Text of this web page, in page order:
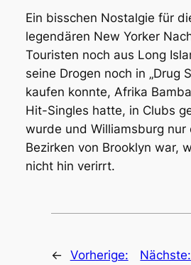
Ein bisschen Nostalgie für
legendären New Yorker
Touristen noch aus Long
seine Drogen noch in „Drug
kaufen konnte, Afrika
Hit-Singles hatte, in Clubs
wurde und Williamsburg nur
Bezirken von Brooklyn war,
nicht hin verirrt.
← Vorherige:
Nächste: